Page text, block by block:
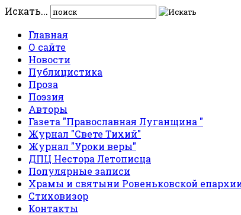
Искать...
Главная
О сайте
Новости
Публицистика
Проза
Поэзия
Авторы
Газета "Православная Луганщина "
Журнал "Свете Тихий"
Журнал "Уроки веры"
ДПЦ Нестора Летописца
Популярные записи
Храмы и святыни Ровеньковской
Стиховизор
Контакты